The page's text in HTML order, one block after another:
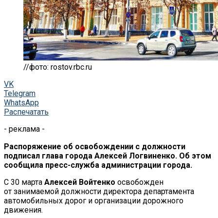
//фото: rostov.rbc.ru
VK
Telegram
WhatsApp
Распечатать
- реклама -
Распоряжение об освобождении с должности
подписал глава города Алексей Логвиненко. Об этом
сообщила пресс-служба администрации города.
С 30 марта Алексей Войтенко освобожден
от занимаемой должности директора департамента
автомобильных дорог и организации дорожного
движения.